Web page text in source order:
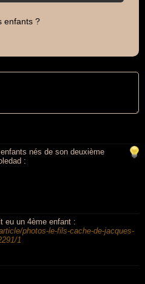
enfants ?
nés de son deuxième
:
eu un 4ème enfant :
photos-le-fils-cache-de-jacques-
1